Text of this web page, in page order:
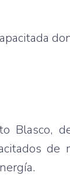
Blasco,